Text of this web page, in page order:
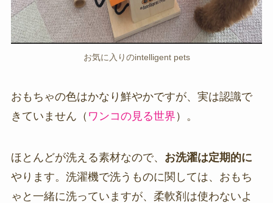
お気に入りのintelligent pets
おもちゃの色はかなり鮮やかですが、実は認識で
きていません（ ワンコの見る世界 ）。
ほとんどが洗える素材なので、 お洗濯は定期的に
やります。洗濯機で洗うものに関しては、おもち
ゃと一緒に洗っていますが、柔軟剤は使わないよ